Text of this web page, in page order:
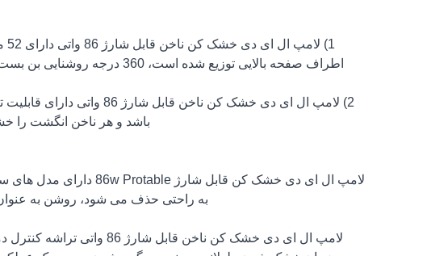
اطراف صفحه بالایی توزیع
2) لامپ ال ای دی خشک کن
باشد و هر ناخن انگشت را
به راحتی حذف می شود، روشن به عنوان
لامپ ال ای دی خشک کن ناخن